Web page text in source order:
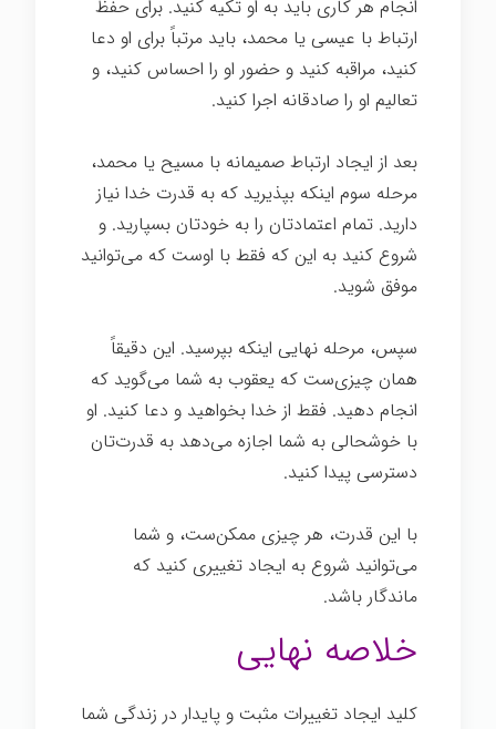
انجام هر کاری باید به او تکیه کنید. برای حفظ
ارتباط با عیسی یا محمد، باید مرتباً برای او دعا
کنید، مراقبه کنید و حضور او را احساس کنید، و
تعالیم او را صادقانه اجرا کنید.
بعد از ایجاد ارتباط صمیمانه با مسیح یا محمد،
مرحله سوم اینکه بپذیرید که به قدرت خدا نیاز
دارید. تمام اعتمادتان را به خودتان بسپارید. و
شروع کنید به این که فقط با اوست که می‌توانید
موفق شوید.
سپس، مرحله نهایی اینکه بپرسید. این دقیقاً
همان چیزی‌ست که یعقوب به شما می‌گوید که
انجام دهید. فقط از خدا بخواهید و دعا کنید. او
با خوشحالی به شما اجازه می‌دهد به قدرت‌تان
دسترسی پیدا کنید.
با این قدرت، هر چیزی ممکن‌ست، و شما
می‌توانید شروع به ایجاد تغییری کنید که
ماندگار باشد.
خلاصه نهایی
کلید ایجاد تغییرات مثبت و پایدار در زندگی شما